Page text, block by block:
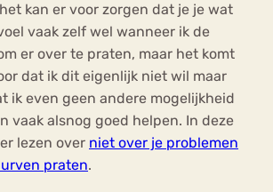
kan er voor zorgen dat je je wat
vaak zelf wel wanneer ik de
er over te praten, maar het komt
dat ik dit eigenlijk niet wil maar
ik even geen andere mogelijkheid
vaak alsnog goed helpen. In deze
lezen over niet over je problemen
praten.